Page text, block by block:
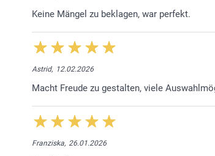
Keine Mängel zu beklagen, war perfekt.
Astrid, 12.02.2026
Macht Freude zu gestalten, viele
Franziska, 26.01.2026